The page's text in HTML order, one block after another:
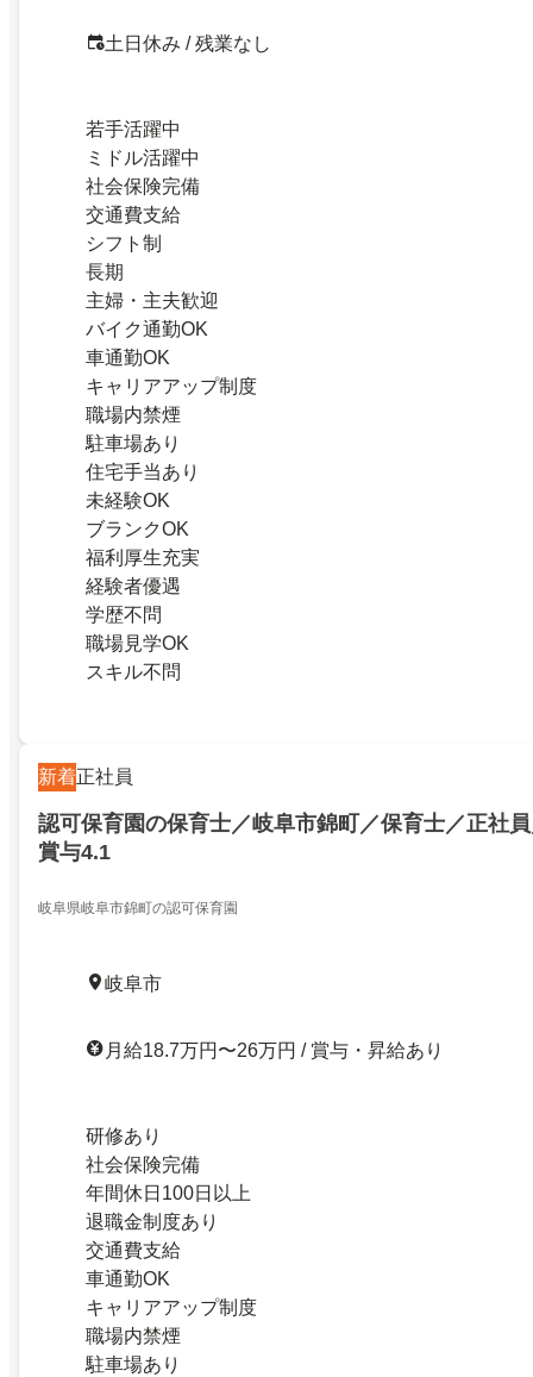
土日休み / 残業なし
若手活躍中
ミドル活躍中
社会保険完備
交通費支給
シフト制
長期
主婦・主夫歓迎
バイク通勤OK
車通勤OK
キャリアアップ制度
職場内禁煙
駐車場あり
住宅手当あり
未経験OK
ブランクOK
福利厚生充実
経験者優遇
学歴不問
職場見学OK
スキル不問
新着正社員
認可保育園の保育士／岐阜市錦町／保育士／正社
賞与4.1
岐阜県岐阜市錦町の認可保育園
岐阜市
月給18.7万円〜26万円 / 賞与・昇給あり
研修あり
社会保険完備
年間休日100日以上
退職金制度あり
交通費支給
車通勤OK
キャリアアップ制度
職場内禁煙
駐車場あり